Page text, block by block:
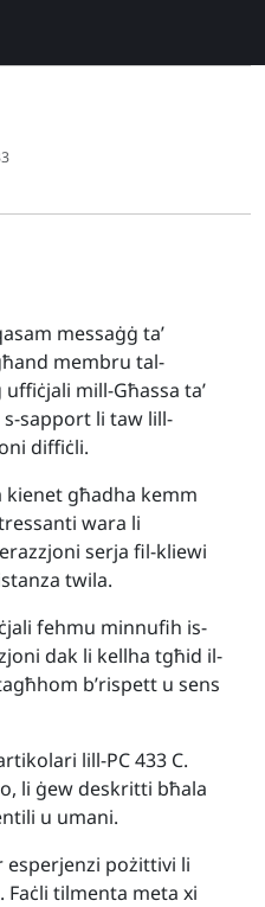
messaġġ ta’
membru tal-
mill-Għassa ta’
s-sapport li taw lill-
diffiċli.
kienet għadha kemm
wara li
serja fil-kliewi
twila.
fehmu minnufih is-
dak li kellha tgħid il-
b’rispett u sens
lill-PC 433 C.
li ġew deskritti bħala
u umani.
pożittivi li
Faċli tilmenta meta xi